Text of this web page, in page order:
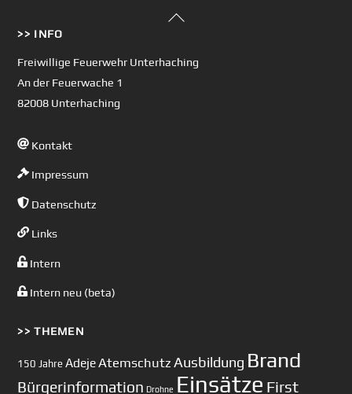
Back
>> INFO
Freiwillige Feuerwehr Unterhaching
An der Feuerwache 1
82008 Unterhaching
Kontakt
Impressum
Datenschutz
Links
Intern
Intern neu (beta)
>> THEMEN
150 Jahre AdejeAtemschutz Ausbildung Brand
Bürgerinformation Drohne Einsätze First